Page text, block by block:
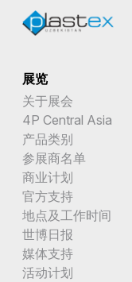
展览
关于展会
4P Central Asia
产品类别
参展商名单
商业计划
官方支持
地点及工作时间
世博日报
媒体支持
活动计划